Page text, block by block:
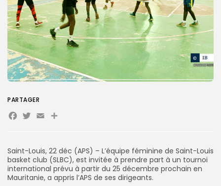
Search
Saint-Louis, 22 déc (APS) – L’équipe féminine de Saint-Louis
basket club (SLBC), est invitée à prendre part à un tournoi
international prévu à partir du 25 décembre prochain en
Mauritanie, a appris l’APS de ses dirigeants.
PARTAGER
Facebook
Twitter
EmailPartager